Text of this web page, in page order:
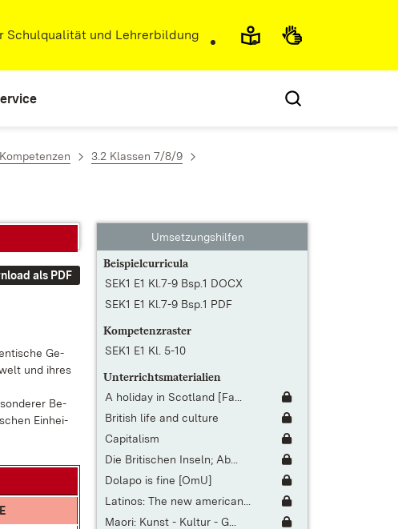
Schulqualität und Lehrerbildung
3.2 Klassen 7/8/9
als PDF
Ge­
und ih­res
Be­
Ein­hei­
E
Umsetzungshilfen
Beispielcurricula
SEK1 E1 Kl.7-9 Bsp.1 DOCX
SEK1 E1 Kl.7-9 Bsp.1 PDF
Kompetenzraster
SEK1 E1 Kl. 5-10
Unterrichtsmaterialien
A holiday in Scotland [Fa...
British life and culture
Capitalism
Die Britischen Inseln; Ab...
Dolapo is fine [OmU]
Latinos: The new american...
Maori: Kunst - Kultur - G...